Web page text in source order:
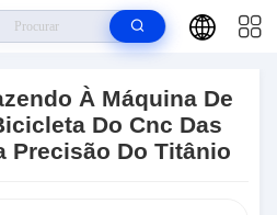
De Anodização Da Bicicleta Do Cnc Das
À Máquina De
Do Cnc Das
Precisão Do Titânio